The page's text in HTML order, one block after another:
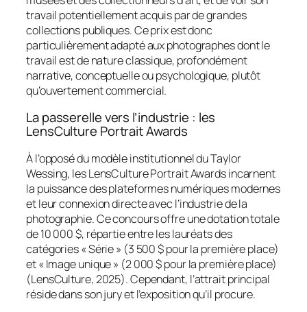
travail potentiellement acquis par de grandes
collections publiques. Ce prix est donc
particulièrement adapté aux photographes dont le
travail est de nature classique, profondément
narrative, conceptuelle ou psychologique, plutôt
qu’ouvertement commercial.
La passerelle vers l’industrie : les
LensCulture Portrait Awards
À l’opposé du modèle institutionnel du Taylor
Wessing, les LensCulture Portrait Awards incarnent
la puissance des plateformes numériques modernes
et leur connexion directe avec l’industrie de la
photographie. Ce concours offre une dotation totale
de 10 000 $, répartie entre les lauréats des
catégories « Série » (3 500 $ pour la première place)
et « Image unique » (2 000 $ pour la première place)
(LensCulture, 2025). Cependant, l’attrait principal
réside dans son jury et l’exposition qu’il procure.